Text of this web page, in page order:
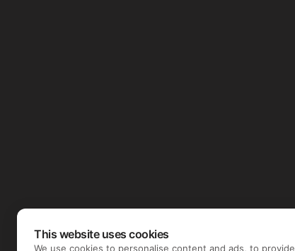
This website uses cookies
We use cookies to personalise content and ads, to provide